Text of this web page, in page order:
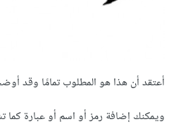
أعتقد أن هذا هو المطلوب تمامًا وقد
ويمكنك إضافة رمز أو اسم أو عبارة كما